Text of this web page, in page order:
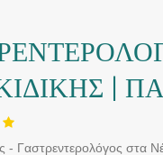
|
- Γαστρεντερολόγος στα